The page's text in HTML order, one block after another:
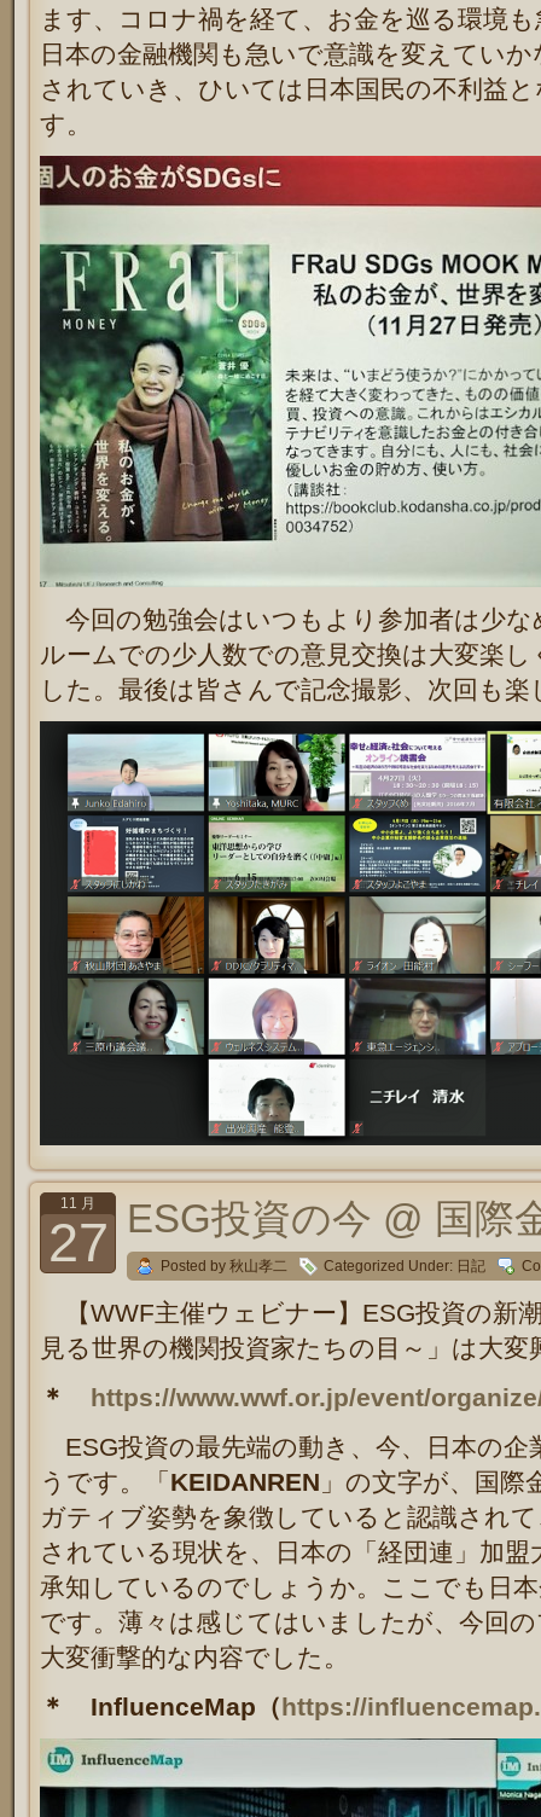
ます、コロナ禍を経て、お金を巡る環境
日本の金融機関も急いで意識を変えてい
されていき、ひいては日本国民の不利益
す。
今回の勉強会はいつもより参加者は少
ルームでの少人数での意見交換は大変楽
した。最後は皆さんで記念撮影、次回も楽
11 月
27 ESG投資の今 @ 国際
Posted by 秋山孝二 Categorized Under: 日記
【WWF主催ウェビナー】ESG投資の新
見る世界の機関投資家たちの目～」は大
＊ https://www.wwf.or.jp/event/
ESG投資の最先端の動き、今、日本の
うです。「 KEIDANREN 」の文字が、国
ガティブ姿勢を象徴していると認識され
されている現状を、日本の「経団連」加
承知しているのでしょうか。ここでも日
です。薄々は感じてはいましたが、今回
大変衝撃的な内容でした。
＊ InfluenceMap（https://